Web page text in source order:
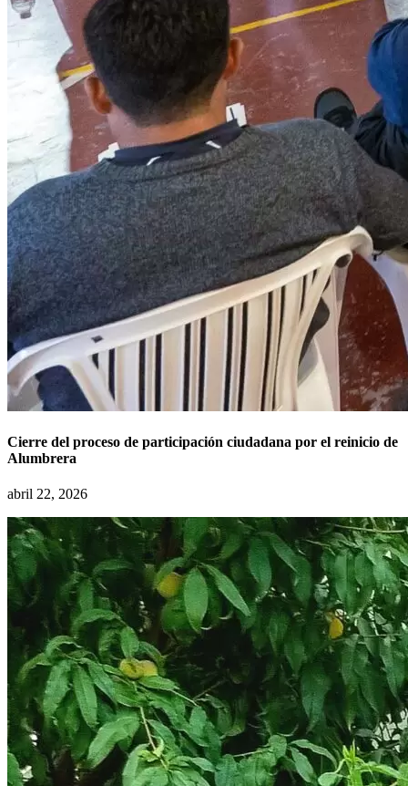
Cierre del proceso de participación ciudadana por el reinicio de
Alumbrera
abril 22, 2026